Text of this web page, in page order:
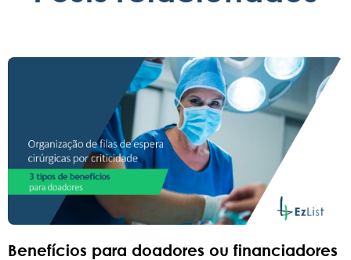
Benefícios para doadores ou financiadores